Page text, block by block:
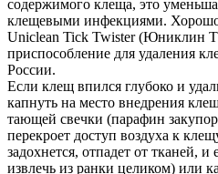
содержимого клеща, это
клещевыми инфекциями. Хорошо
Uniclean Tick Twister (Юниклин
приспособление для удаления
России.
Если клещ впился глубоко и
капнуть на место внедрения
тающей свечки (парафин
перекроет доступ воздуха к
задохнется, отпадет от тканей, и
извлечь из ранки целиком) или